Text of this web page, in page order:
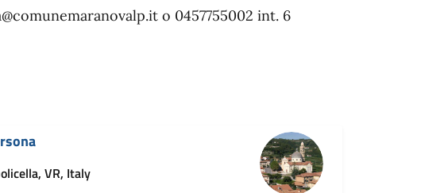
o 0457755002 int. 6
VR, Italy